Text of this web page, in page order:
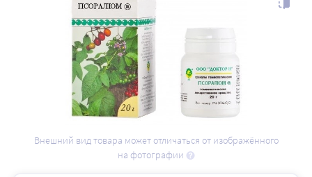
Внешний вид товара может отличаться от изображённого
на фотографии